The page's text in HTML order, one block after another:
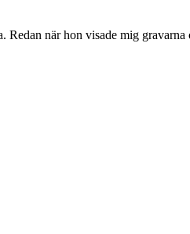
Redan när hon visade mig gravarna